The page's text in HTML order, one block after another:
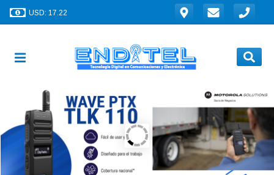
USD: 17.22